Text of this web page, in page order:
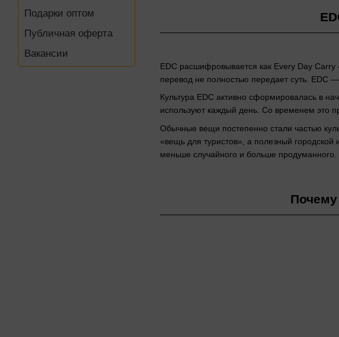
EDC расшифровывается как Every Day
перевод не полностью передает суть. EDC
Культура EDC активно сформировалась в
используют каждый день. Со временем это
Обычные вещи постепенно стали частью
«вещь для туристов», а полезный
меньше случайного и больше продуманного.
Подарки оптом
Публичная оферта
Вакансии